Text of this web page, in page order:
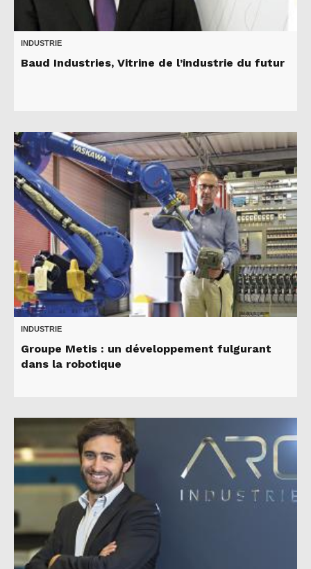
INDUSTRIE
Baud Industries, Vitrine de l’industrie du futur
INDUSTRIE
Groupe Metis : un développement fulgurant
dans la robotique